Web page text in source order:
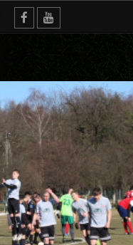
Skip
content